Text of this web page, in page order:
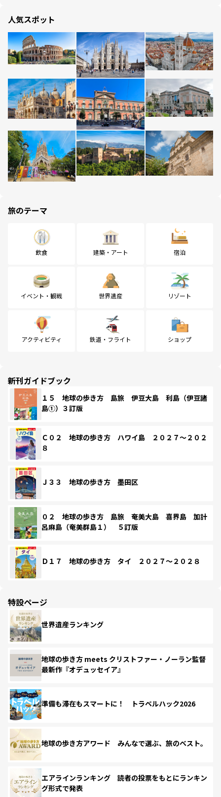
人気スポット
旅のテーマ
飲食 建築・アート 宿泊
イベント・観戦 世界遺産 リゾート
アクティビティ 鉄道・フライト ショップ
新刊ガイドブック
１５ 地球の歩き方 島旅 伊豆大島 利島（伊豆諸
島①）３訂版
Ｃ０２ 地球の歩き方 ハワイ島 ２０２７～２０２
８
Ｊ３３ 地球の歩き方 墨田区
０２ 地球の歩き方 島旅 奄美大島 喜界島 加計
呂麻島（奄美群島１） ５訂版
Ｄ１７ 地球の歩き方 タイ ２０２７～２０２８
特設ページ
世界遺産ランキング
地球の歩き方 meets クリストファー・ノーラン監督
最新作『オデュッセイア』
準備も滞在もスマートに！ トラベルハック2026
地球の歩き方アワード みんなで選ぶ、旅のベスト。
エアラインランキング 読者の投票をもとにランキン
グ形式で発表